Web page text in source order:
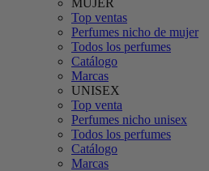
MUJER
Top ventas
Perfumes nicho de mujer
Todos los perfumes
Catálogo
Marcas
UNISEX
Top venta
Perfumes nicho unisex
Todos los perfumes
Catálogo
Marcas